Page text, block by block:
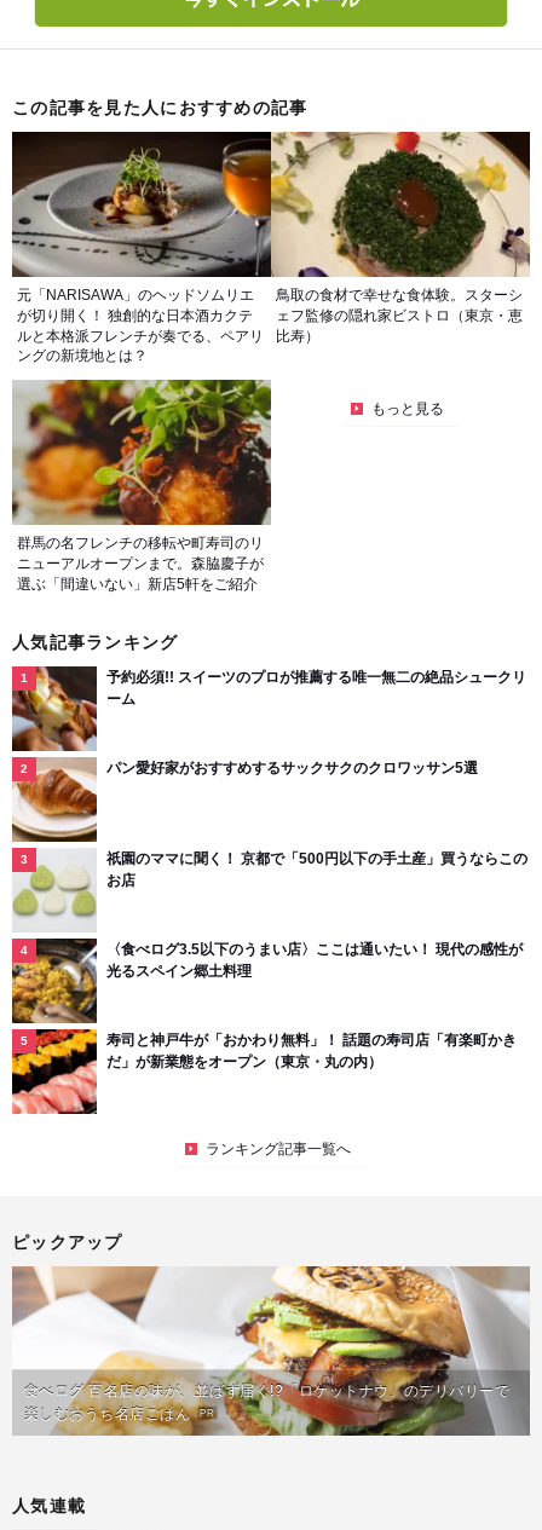
この記事を見た人におすすめの記事
元「NARISAWA」のヘッドソムリエ
が切り開く！ 独創的な日本酒カクテ
ルと本格派フレンチが奏でる、ペアリ
ングの新境地とは？
鳥取の食材で幸せな食体験。スターシ
ェフ監修の隠れ家ビストロ（東京・恵
比寿）
群馬の名フレンチの移転や町寿司のリ
ニューアルオープンまで。森脇慶子が
選ぶ「間違いない」新店5軒をご紹介
もっと見る
人気記事ランキング
予約必須!! スイーツのプロが推薦する唯一無二の絶品シュークリ
ーム
パン愛好家がおすすめするサックサクのクロワッサン5選
祇園のママに聞く！ 京都で「500円以下の手土産」買うならこの
お店
〈食べログ3.5以下のうまい店〉ここは通いたい！ 現代の感性が
光るスペイン郷土料理
寿司と神戸牛が「おかわり無料」！ 話題の寿司店「有楽町かき
だ」が新業態をオープン（東京・丸の内）
ランキング記事一覧へ
ピックアップ
食べログ 百名店の味が、並ばず届く!?「ロケットナウ」のデリバリーで
楽しむおうち名店ごはん PR
人気連載